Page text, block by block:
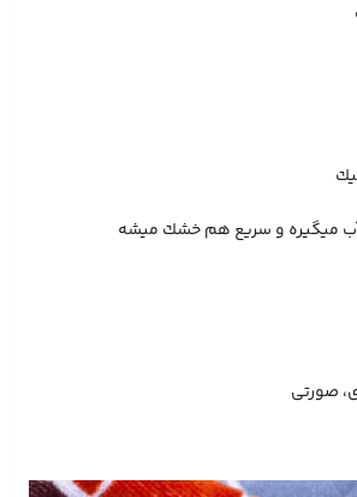
ميگيره و سريع هم خشك ميشه
صورتی